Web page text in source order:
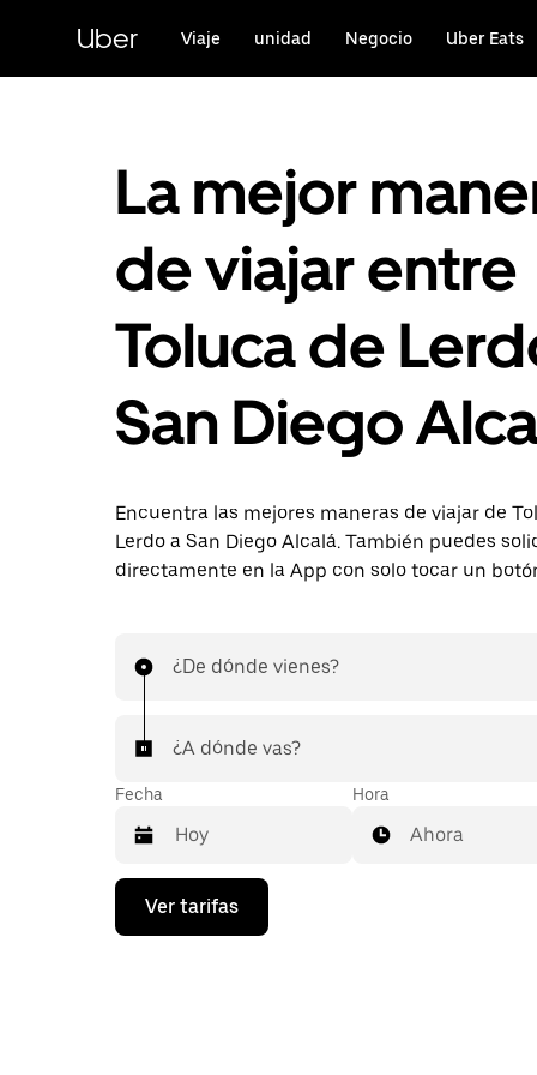
contenido
principal
Uber Viaje unidad Negocio Uber Eats
La mejor
de viajar entre
Toluca de
San Diego
Encuentra las mejores maneras de viajar de
Lerdo a San Diego Alcalá. También puedes
directamente en la App con solo tocar un
¿De dónde vienes?
¿A dónde vas?
Fecha
Presiona
flecha
Hora
Ahora
Ver tarifas